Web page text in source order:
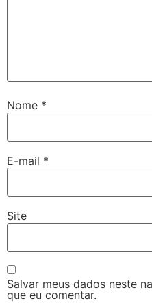
Nome *
E-mail *
Site
Salvar meus dados neste
que eu comentar.